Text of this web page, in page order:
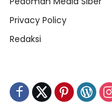
Privacy Policy
Redaksi